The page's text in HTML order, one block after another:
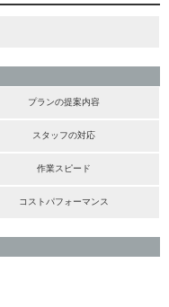
プランの提案内容
スタッフの対応
作業スピード
コストパフォーマンス